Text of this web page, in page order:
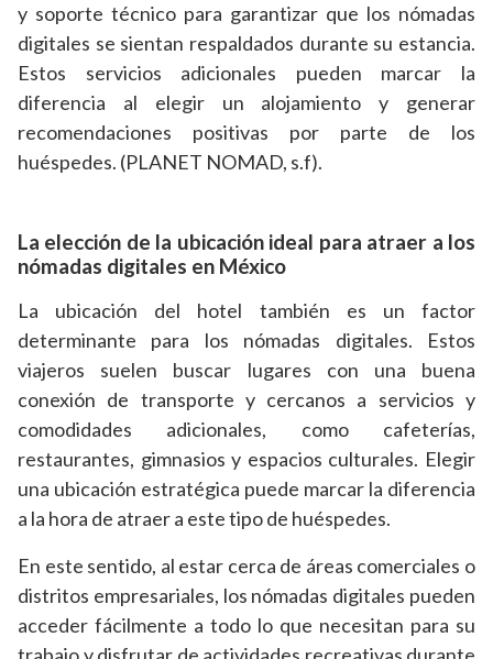
y soporte técnico para garantizar que los nómadas
digitales se sientan respaldados durante su estancia.
Estos servicios adicionales pueden marcar la
diferencia al elegir un alojamiento y generar
recomendaciones positivas por parte de los
huéspedes. (PLANET NOMAD, s.f).
La elección de la ubicación ideal para atraer a los
nómadas digitales en México
La ubicación del hotel también es un factor
determinante para los nómadas digitales. Estos
viajeros suelen buscar lugares con una buena
conexión de transporte y cercanos a servicios y
comodidades adicionales, como cafeterías,
restaurantes, gimnasios y espacios culturales. Elegir
una ubicación estratégica puede marcar la diferencia
a la hora de atraer a este tipo de huéspedes.
En este sentido, al estar cerca de áreas comerciales o
distritos empresariales, los nómadas digitales pueden
acceder fácilmente a todo lo que necesitan para su